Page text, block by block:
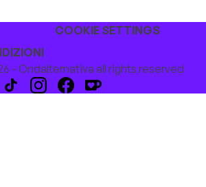
COOKIE SETTINGS
- Ondalternativa all rights reserved